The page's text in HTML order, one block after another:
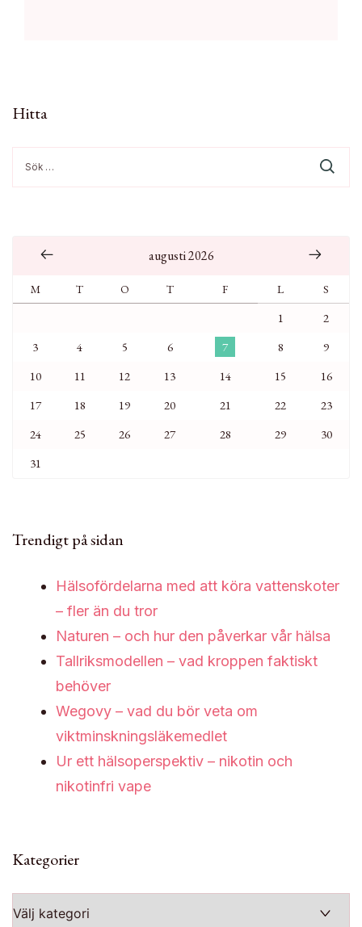
Hitta
efter:
augusti 2026
M T O T F L S
1
2
3
4 5 6 7 8
9
10
11 12 13 14 15
16
17
18 19 20 21 22
23
24
25 26 27 28 29
30
31
Trendigt på sidan
Hälsofördelarna med att köra vattenskoter
– fler än du tror
Naturen – och hur den påverkar vår hälsa
Tallriksmodellen – vad kroppen faktiskt
behöver
Wegovy – vad du bör veta om
viktminskningsläkemedlet
Ur ett hälsoperspektiv – nikotin och
nikotinfri vape
Kategorier